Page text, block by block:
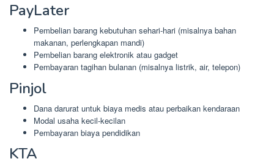
PayLater
Pembelian barang kebutuhan sehari-hari (misalnya bahan
makanan, perlengkapan mandi)
Pembelian barang elektronik atau gadget
Pembayaran tagihan bulanan (misalnya listrik, air, telepon)
Pinjol
Dana darurat untuk biaya medis atau perbaikan kendaraan
Modal usaha kecil-kecilan
Pembayaran biaya pendidikan
KTA